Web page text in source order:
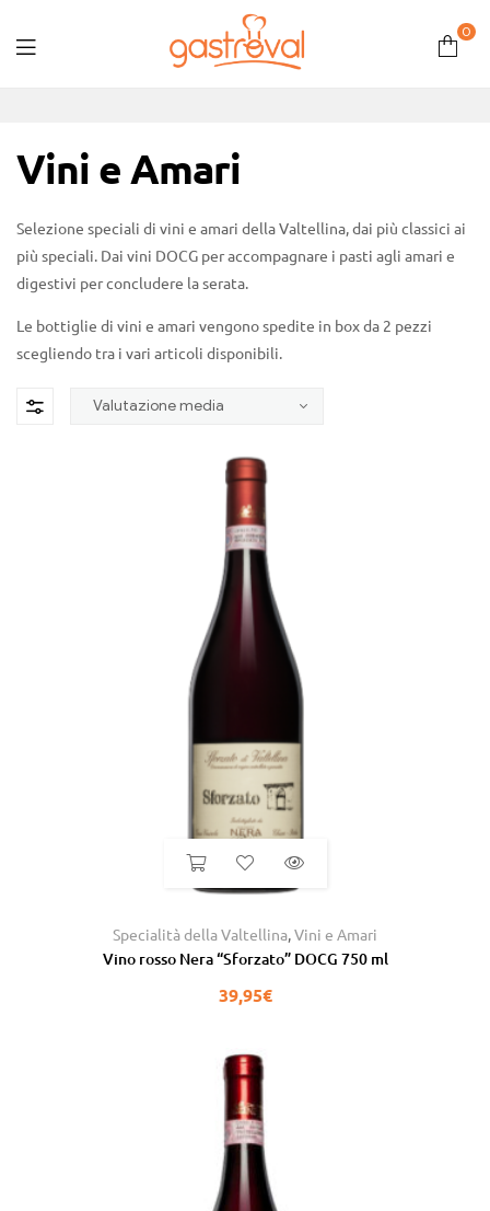
0
Vini e Amari
Selezione speciali di vini e amari della Valtellina, dai più classici ai
più speciali. Dai vini DOCG per accompagnare i pasti agli amari e
digestivi per concludere la serata.
Le bottiglie di vini e amari vengono spedite in box da 2 pezzi
scegliendo tra i vari articoli disponibili.
Specialità della Valtellina,Vini e Amari
Vino rosso Nera “Sforzato” DOCG 750 ml
39,95€